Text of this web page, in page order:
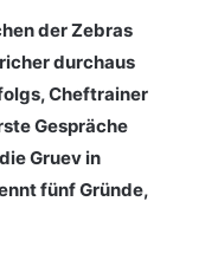
der Zebras
durchaus
Cheftrainer
Gespräche
Gruev in
fünf Gründe,